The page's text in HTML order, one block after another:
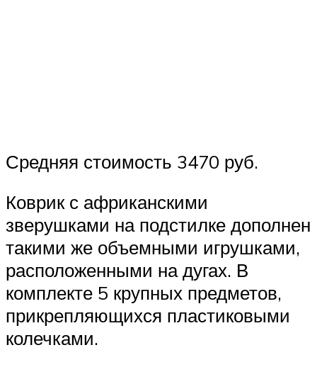
Средняя стоимость 3470 руб.
Коврик с африканскими
зверушками на подстилке дополнен
такими же объемными игрушками,
расположенными на дугах. В
комплекте 5 крупных предметов,
прикрепляющихся пластиковыми
колечками.